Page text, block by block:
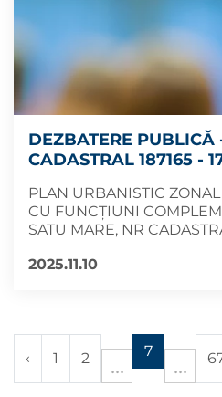
DEZBATERE PUBLICĂ
CADASTRAL 187165 -
PLAN URBANISTIC
CU FUNCȚIUNI
SATU MARE, NR
2025.11.10
‹ 1 2 7